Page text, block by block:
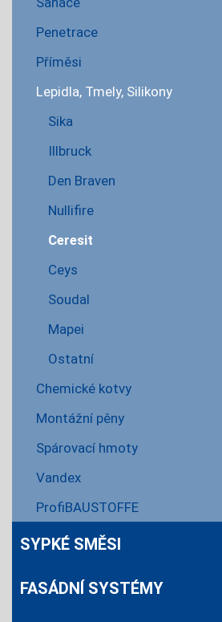
Penetrace
Příměsi
Lepidla, Tmely, Silikony
Sika
Illbruck
Den Braven
Nullifire
Ceresit
Ceys
Soudal
Mapei
Ostatní
Chemické kotvy
Montážní pěny
Spárovací hmoty
Vandex
ProfiBAUSTOFFE
SYPKÉ SMĚSI
FASÁDNÍ SYSTÉMY